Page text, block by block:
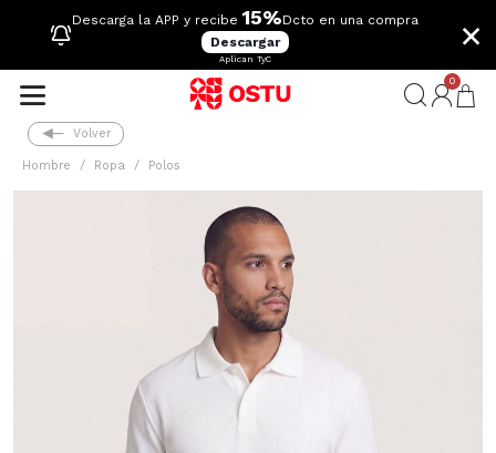
Descarga la APP y recibe 15%Dcto en una compra
Descargar
Aplican TyC
×
0
Volver
Hombre Ropa Polos